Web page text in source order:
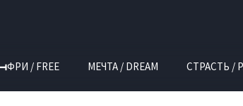
ФРИ / FREE МЕЧТА / DREAM СТРАСТЬ /